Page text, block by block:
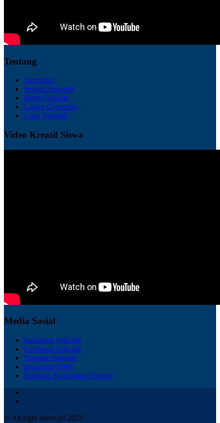
Tentang
Sambutan
Sejarah Sekolah
Motto Sekolah
Lokasi Geografis
Logo Sekolah
Video Kreatif Siswa
Media Sosial
Instagram Sekolah
Facebook Sekolah
Youtube Sekolah
Instagram OSIS
Halaman Komunitas Alumni
© All right reserved 2022